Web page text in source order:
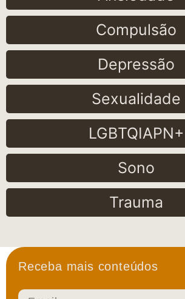
Compulsão
Depressão
Sexualidade
LGBTQIAPN+
Sono
Trauma
Receba mais conteúdos